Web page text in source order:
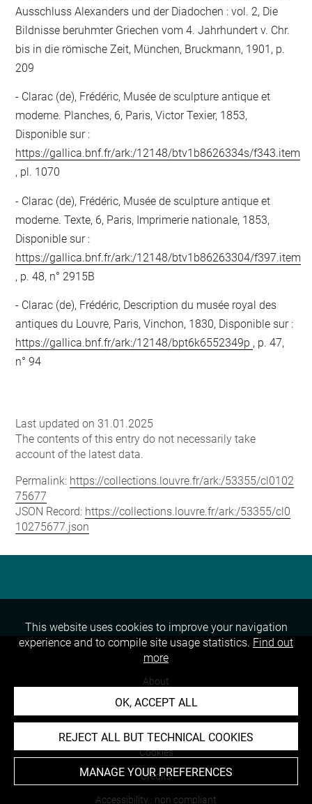
Ausschluss Alexanders und der Diadochen : vol. 2, Die
Bildnisse beruhmter Griechen vom 4. Jahrhundert v. Chr.
bis in die römische Zeit, München, Bruckmann, 1901, p.
209
Clarac (de), Frédéric, Musée de sculpture antique et
moderne. Planches, 6, Paris, Victor Texier, 1853,
Disponible sur :
https://gallica.bnf.fr/ark:/12148/btv1b8626334s/f343.item
, pl. 1070
Clarac (de), Frédéric, Musée de sculpture antique et
moderne. Texte, 6, Paris, Imprimerie nationale, 1853,
Disponible sur :
https://gallica.bnf.fr/ark:/12148/btv1b86263304/f397.item
, p. 48, n° 2915B
Clarac (de), Frédéric, Description du musée royal des
antiques du Louvre, Paris, Vinchon, 1830, Disponible sur :
https://gallica.bnf.fr/ark:/12148/bpt6k6552349p , p. 47,
n° 94
Last updated on 31.01.2025
The contents of this entry do not necessarily take
account of the latest data.
Permalink: https://collections.louvre.fr/ark:/53355/cl0102
75677
JSON Record: https://collections.louvre.fr/ark:/53355/cl0
10275677.json
About
Contact Us
Cookies
Credits
Accessibility : non compliant
This website uses cookies to improve your navigation
experience and to compile site usage statistics. Find out
more
OK, ACCEPT ALL
REJECT ALL BUT TECHNICAL COOKIES
MANAGE YOUR PREFERENCES